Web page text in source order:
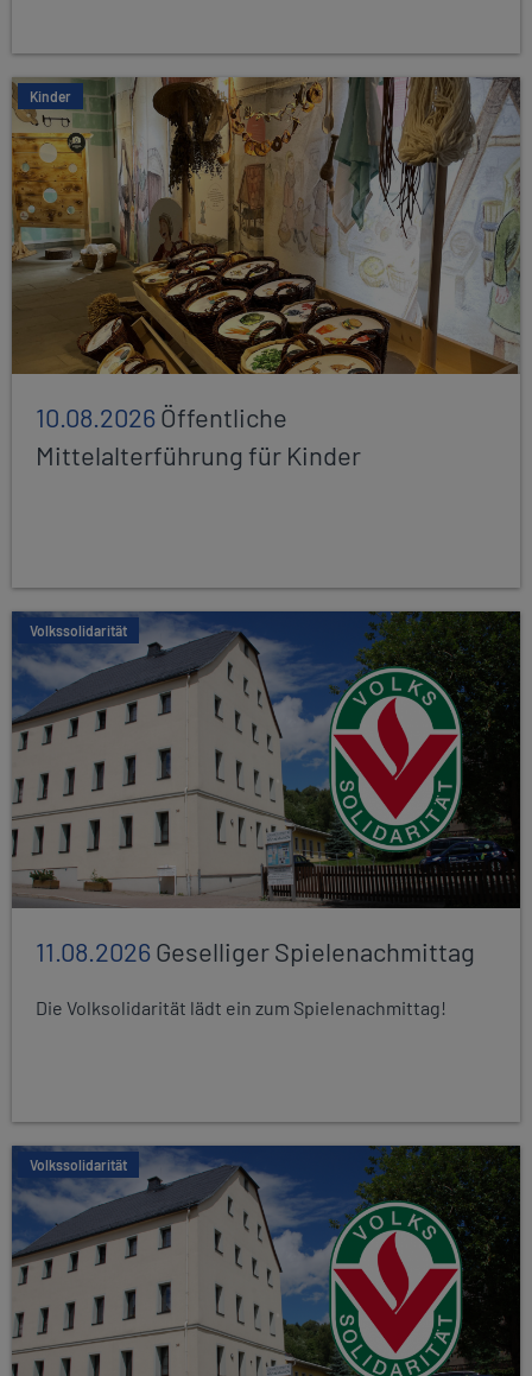
Kinder
10.08.2026Öffentliche
Mittelalterführung für Kinder
Volkssolidarität
11.08.2026Geselliger Spielenachmittag
Die Volksolidarität lädt ein zum Spielenachmittag!
Volkssolidarität